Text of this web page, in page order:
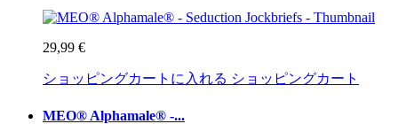
29,99 €
ショッピングカートに入れる ショッピングカート
MEO® Alphamale® -...